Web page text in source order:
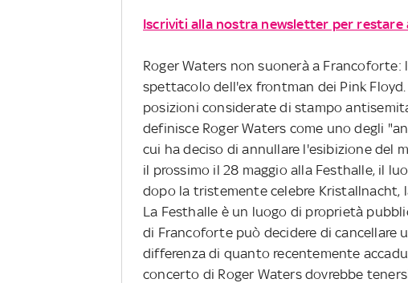
Iscriviti alla nostra newsletter per
Roger Waters non suonerà a
spettacolo dell'ex frontman dei Pink
posizioni considerate di stampo
definisce Roger Waters come uno degli
cui ha deciso di annullare l'esibizione del
il prossimo il 28 maggio alla Festhalle, il
dopo la tristemente celebre Kristallnacht,
La Festhalle è un luogo di proprietà
di Francoforte può decidere di cancellare
differenza di quanto recentemente
concerto di Roger Waters dovrebbe